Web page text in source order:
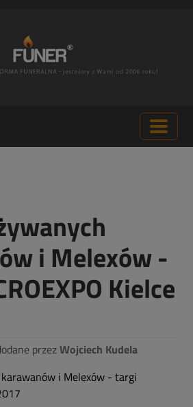
i Melexów -
Kielce
przezWojciech Kudela